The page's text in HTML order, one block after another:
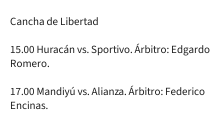
Cancha de Libertad
15.00 Huracán vs. Sportivo. Árbitro: Edgardo
Romero.
17.00 Mandiyú vs. Alianza. Árbitro: Federico
Encinas.